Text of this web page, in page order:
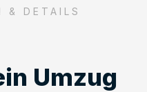
& DETAILS
Umzug